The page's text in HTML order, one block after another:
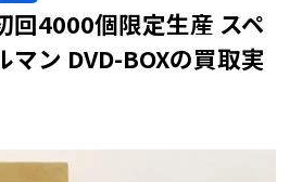
回4000個限定生産 スペ
マン DVD-BOXの買取実